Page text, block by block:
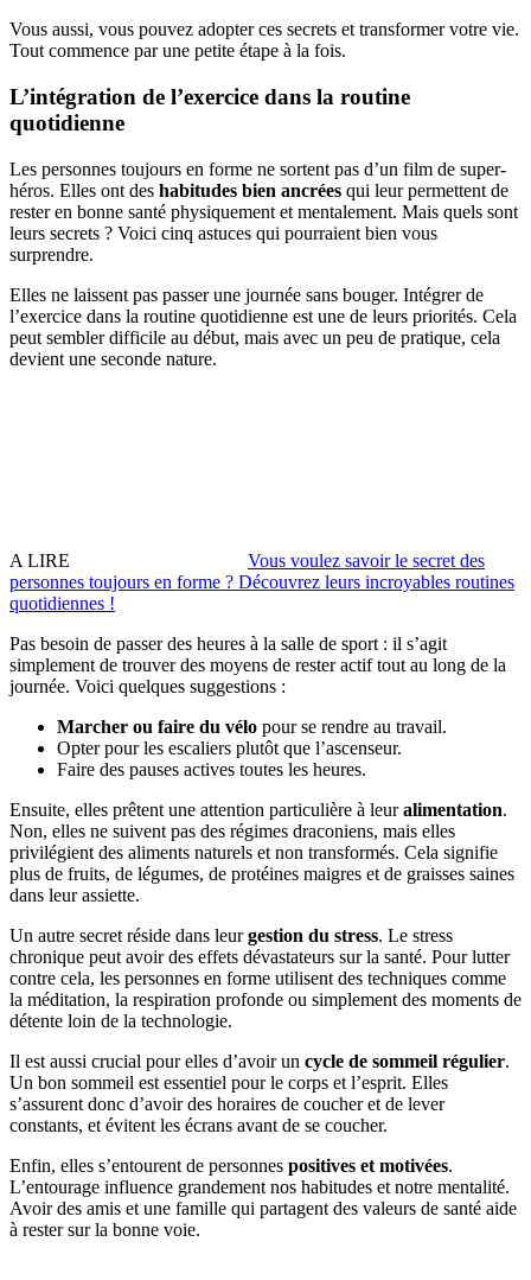
Vous aussi, vous pouvez adopter ces secrets et transformer votre vie.
Tout commence par une petite étape à la fois.
L’intégration de l’exercice dans la routine
quotidienne
Les personnes toujours en forme ne sortent pas d’un film de super-
héros. Elles ont des habitudes bien ancrées qui leur permettent de
rester en bonne santé physiquement et mentalement. Mais quels sont
leurs secrets ? Voici cinq astuces qui pourraient bien vous
surprendre.
Elles ne laissent pas passer une journée sans bouger. Intégrer de
l’exercice dans la routine quotidienne est une de leurs priorités. Cela
peut sembler difficile au début, mais avec un peu de pratique, cela
devient une seconde nature.
A LIRE
Vous voulez savoir le secret des
personnes toujours en forme ? Découvrez leurs incroyables routines
quotidiennes !
Pas besoin de passer des heures à la salle de sport : il s’agit
simplement de trouver des moyens de rester actif tout au long de la
journée. Voici quelques suggestions :
Marcher ou faire du vélo pour se rendre au travail.
Opter pour les escaliers plutôt que l’ascenseur.
Faire des pauses actives toutes les heures.
Ensuite, elles prêtent une attention particulière à leuralimentation.
Non, elles ne suivent pas des régimes draconiens, mais elles
privilégient des aliments naturels et non transformés. Cela signifie
plus de fruits, de légumes, de protéines maigres et de graisses saines
dans leur assiette.
Un autre secret réside dans leurgestion du stress. Le stress
chronique peut avoir des effets dévastateurs sur la santé. Pour lutter
contre cela, les personnes en forme utilisent des techniques comme
la méditation, la respiration profonde ou simplement des moments de
détente loin de la technologie.
Il est aussi crucial pour elles d’avoir un cycle de sommeil régulier.
Un bon sommeil est essentiel pour le corps et l’esprit. Elles
s’assurent donc d’avoir des horaires de coucher et de lever
constants, et évitent les écrans avant de se coucher.
Enfin, elles s’entourent de personnes positives et motivées.
L’entourage influence grandement nos habitudes et notre mentalité.
Avoir des amis et une famille qui partagent des valeurs de santé aide
à rester sur la bonne voie.